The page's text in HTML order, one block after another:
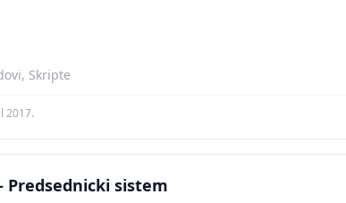
Skripte
2017.
Predsednicki sistem